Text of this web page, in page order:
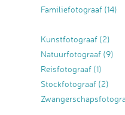
Familiefotograaf (14)
Kunstfotograaf (2)
Natuurfotograaf (9)
Reisfotograaf (1)
Stockfotograaf (2)